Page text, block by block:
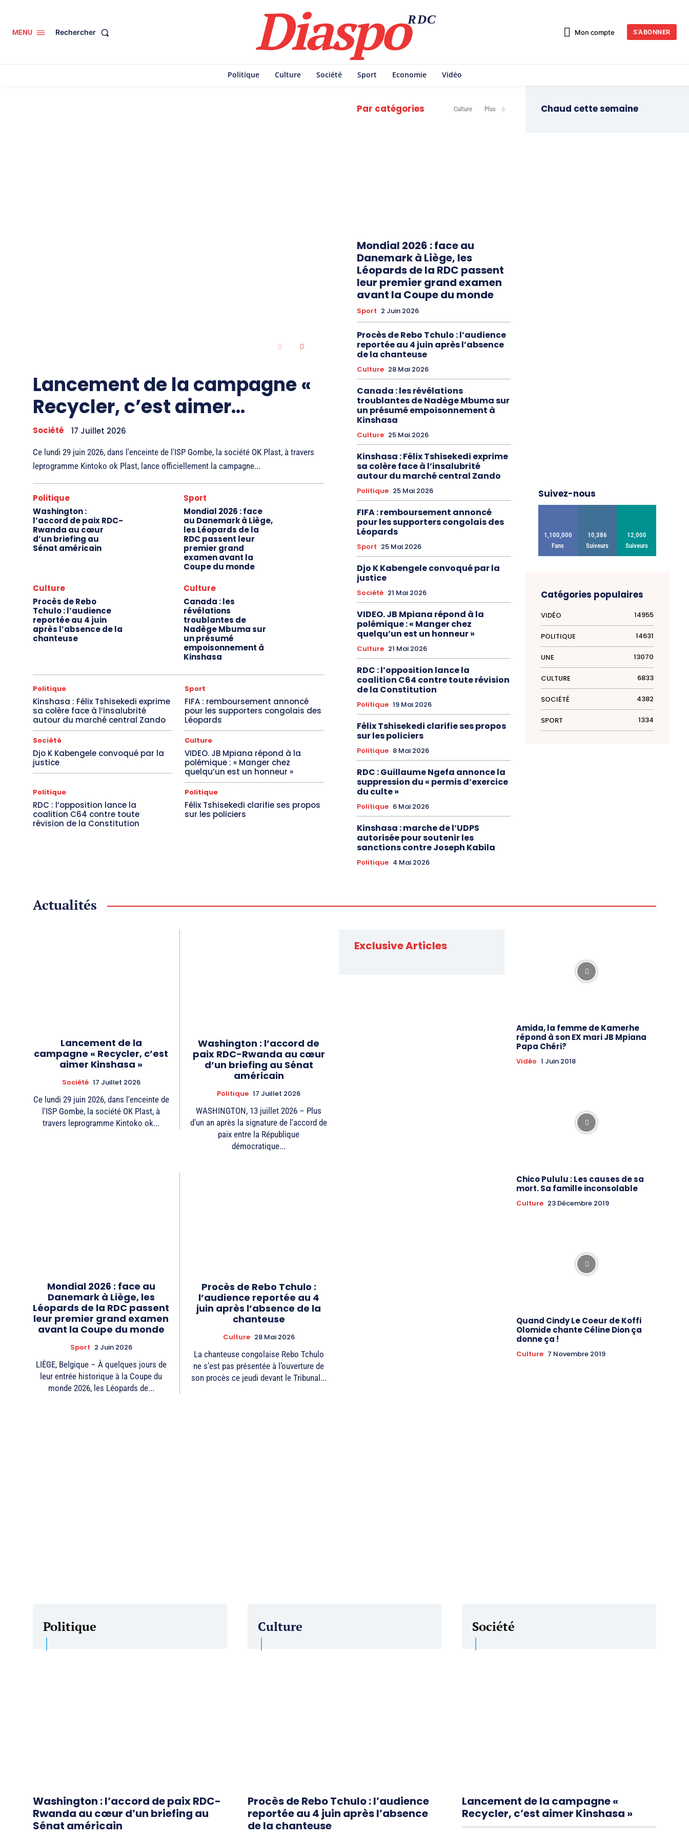
MENU Rechercher DiaspoRDC
Mon compte S'ABONNER
Politique Culture Société Sport Economie Vidéo
Lancement de la campagne «
Recycler, c’est aimer...
Société 17 Juillet 2026
Ce lundi 29 juin 2026, dans l'enceinte de l'ISP Gombe, la société OK Plast, à travers
leprogramme Kintoko ok Plast, lance officiellement la campagne...
Politique
Washington :
l’accord de paix RDC-
Rwanda au cœur
d’un briefing au
Sénat américain
Sport
Mondial 2026 : face
au Danemark à Liège,
les Léopards de la
RDC passent leur
premier grand
examen avant la
Coupe du monde
Culture
Procès de Rebo
Tchulo : l’audience
reportée au 4 juin
après l’absence de la
chanteuse
Culture
Canada : les
révélations
troublantes de
Nadège Mbuma sur
un présumé
empoisonnement à
Kinshasa
Politique
Kinshasa : Félix Tshisekedi exprime
sa colère face à l’insalubrité
autour du marché central Zando
Sport
FIFA : remboursement annoncé
pour les supporters congolais des
Léopards
Société
Djo K Kabengele convoqué par la
justice
Culture
VIDEO. JB Mpiana répond à la
polémique : « Manger chez
quelqu’un est un honneur »
Politique
RDC : l’opposition lance la
coalition C64 contre toute
révision de la Constitution
Politique
Félix Tshisekedi clarifie ses propos
sur les policiers
Par catégories Culture Plus
Mondial 2026 : face au
Danemark à Liège, les
Léopards de la RDC passent
leur premier grand examen
avant la Coupe du monde
Sport 2 Juin 2026
Procès de Rebo Tchulo : l’audience
reportée au 4 juin après l’absence
de la chanteuse
Culture 28 Mai 2026
Canada : les révélations
troublantes de Nadège Mbuma sur
un présumé empoisonnement à
Kinshasa
Culture 25 Mai 2026
Kinshasa : Félix Tshisekedi exprime
sa colère face à l’insalubrité
autour du marché central Zando
Politique 25 Mai 2026
FIFA : remboursement annoncé
pour les supporters congolais des
Léopards
Sport 25 Mai 2026
Djo K Kabengele convoqué par la
justice
Société 21 Mai 2026
VIDEO. JB Mpiana répond à la
polémique : « Manger chez
quelqu’un est un honneur »
Culture 21 Mai 2026
RDC : l’opposition lance la
coalition C64 contre toute révision
de la Constitution
Politique 19 Mai 2026
Félix Tshisekedi clarifie ses propos
sur les policiers
Politique 8 Mai 2026
RDC : Guillaume Ngefa annonce la
suppression du « permis d’exercice
du culte »
Politique 6 Mai 2026
Kinshasa : marche de l’UDPS
autorisée pour soutenir les
sanctions contre Joseph Kabila
Politique 4 Mai 2026
Chaud cette semaine
Suivez-nous
1,100,000
Fans
10,386
Suiveurs
12,000
Suiveurs
Catégories populaires
VIDÉO 14955
POLITIQUE 14631
UNE 13070
CULTURE 6833
SOCIÉTÉ 4382
SPORT 1334
Actualités
Lancement de la
campagne « Recycler, c’est
aimer Kinshasa »
Société 17 Juillet 2026
Ce lundi 29 juin 2026, dans l'enceinte de
l'ISP Gombe, la société OK Plast, à
travers leprogramme Kintoko ok...
Washington : l’accord de
paix RDC-Rwanda au cœur
d’un briefing au Sénat
américain
Politique 17 Juillet 2026
WASHINGTON, 13 juillet 2026 – Plus
d'un an après la signature de l'accord de
paix entre la République
démocratique...
Mondial 2026 : face au
Danemark à Liège, les
Léopards de la RDC passent
leur premier grand examen
avant la Coupe du monde
Sport 2 Juin 2026
LIÈGE, Belgique – À quelques jours de
leur entrée historique à la Coupe du
monde 2026, les Léopards de...
Procès de Rebo Tchulo :
l’audience reportée au 4
juin après l’absence de la
chanteuse
Culture 28 Mai 2026
La chanteuse congolaise Rebo Tchulo
ne s’est pas présentée à l’ouverture de
son procès ce jeudi devant le Tribunal...
Exclusive Articles
Amida, la femme de Kamerhe
répond à son EX mari JB Mpiana
Papa Chéri?
Vidéo 1 Juin 2018
Chico Pululu : Les causes de sa
mort. Sa famille inconsolable
Culture 23 Décembre 2019
Quand Cindy Le Coeur de Koffi
Olomide chante Céline Dion ça
donne ça !
Culture 7 Novembre 2019
Politique
Washington : l’accord de paix RDC-
Rwanda au cœur d’un briefing au
Sénat américain
Culture
Procès de Rebo Tchulo : l’audience
reportée au 4 juin après l’absence
de la chanteuse
Société
Lancement de la campagne «
Recycler, c’est aimer Kinshasa »